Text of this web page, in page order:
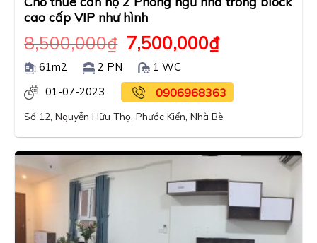
cao cấp VIP như hình
8,500,000₫ 7,500,000₫
61m2 2 PN
1 WC
01-07-2023
0906968363
Số 12, Nguyễn Hữu Thọ, Phước Kiển, Nhà Bè